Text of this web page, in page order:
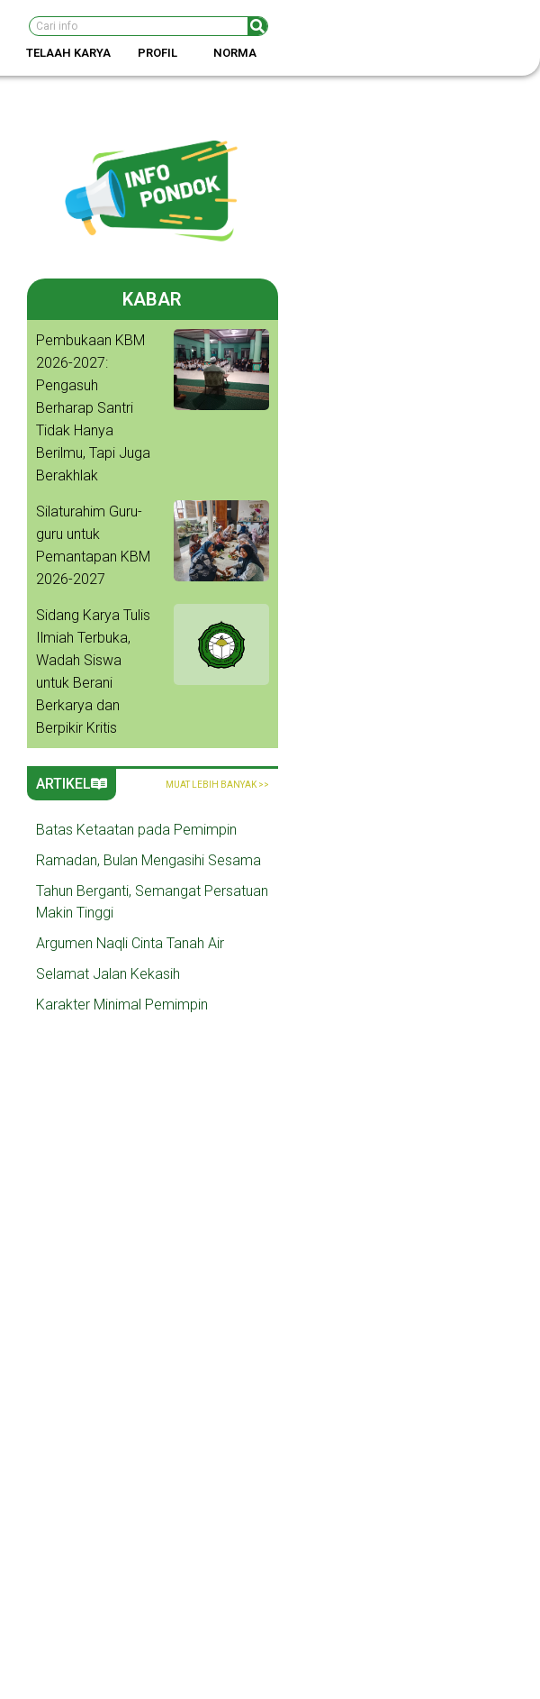
Search
TELAAH KARYA PROFIL NORMA
KABAR
Pembukaan KBM
2026-2027:
Pengasuh
Berharap Santri
Tidak Hanya
Berilmu, Tapi Juga
Berakhlak
Silaturahim Guru-
guru untuk
Pemantapan KBM
2026-2027
Sidang Karya Tulis
Ilmiah Terbuka,
Wadah Siswa
untuk Berani
Berkarya dan
Berpikir Kritis
ARTIKEL MUAT LEBIH BANYAK >>
Batas Ketaatan pada Pemimpin
Ramadan, Bulan Mengasihi Sesama
Tahun Berganti, Semangat Persatuan
Makin Tinggi
Argumen Naqli Cinta Tanah Air
Selamat Jalan Kekasih
Karakter Minimal Pemimpin